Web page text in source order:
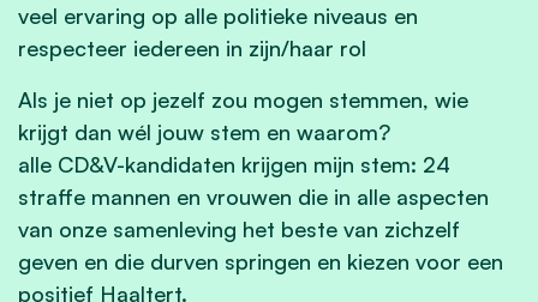
veel ervaring op alle politieke niveaus en
respecteer iedereen in zijn/haar rol
Als je niet op jezelf zou mogen stemmen, wie
krijgt dan wél jouw stem en waarom?
alle CD&V-kandidaten krijgen mijn stem: 24
straffe mannen en vrouwen die in alle aspecten
van onze samenleving het beste van zichzelf
geven en die durven springen en kiezen voor een
positief Haaltert.